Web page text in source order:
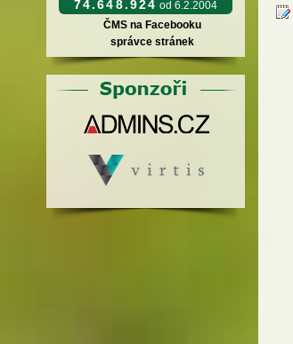
74.648.924 od 6.2.2004
ČMS na Facebooku
správce stránek